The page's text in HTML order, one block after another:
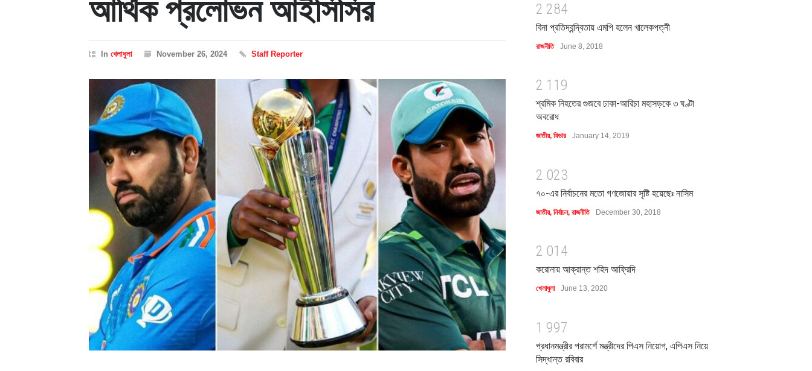
আর্থিক প্রলোভন আইসিসির
In খেলাধুলা November 26, 2024 Staff Reporter
2 284
বিনা প্রতিদ্বন্দ্বিতায় এমপি হলেন খালেকপত্নী
রাজনীতি June 8, 2018
2 1 1 9
শ্রমিক নিহতের গুজবে ঢাকা-আরিচা মহাসড়কে ৩ ঘণ্টা
অবরোধ
জাতীয়, ফিচার January 14, 2019
2 023
৭০-এর নির্বাচনের মতো গণজোয়ার সৃষ্টি হয়েছেঃ নাসিম
জাতীয়, নির্বাচন, রাজনীতি December 30, 2018
2 01 4
করোনায় আক্রান্ত শহিদ আফ্রিদি
খেলাধুলা June 13, 2020
1 997
প্রধানমন্ত্রীর পরামর্শে মন্ত্রীদের পিএস নিয়োগ, এপিএস নিয়ে
সিদ্ধান্ত রবিবার